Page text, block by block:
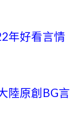
年好看言情
陸原創BG言